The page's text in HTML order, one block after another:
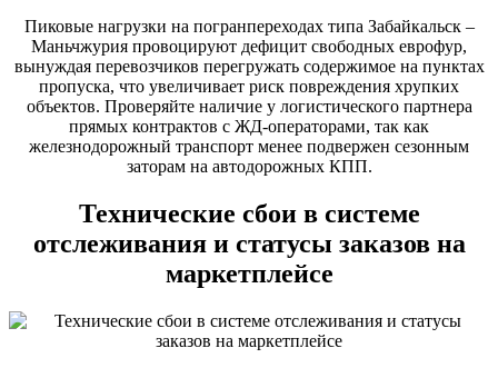
Пиковые нагрузки на погранпереходах типа Забайкальск –
Маньчжурия провоцируют дефицит свободных еврофур,
вынуждая перевозчиков перегружать содержимое на пунктах
пропуска, что увеличивает риск повреждения хрупких
объектов. Проверяйте наличие у логистического партнера
прямых контрактов с ЖД-операторами, так как
железнодорожный транспорт менее подвержен сезонным
заторам на автодорожных КПП.
Технические сбои в системе
отслеживания и статусы заказов на
маркетплейсе